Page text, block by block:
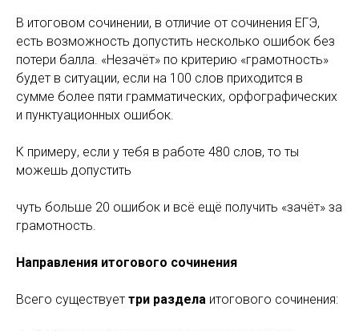
В итоговом сочинении, в отличие от сочинения ЕГЭ,
есть возможность допустить несколько ошибок без
потери балла. «Незачёт» по критерию «грамотность»
будет в ситуации, если на 100 слов приходится в
сумме более пяти грамматических, орфографических
и пунктуационных ошибок.
К примеру, если у тебя в работе 480 слов, то ты
можешь допустить
чуть больше 20 ошибок и всё ещё получить «зачёт» за
грамотность.
Направления итогового сочинения
Всего существует три раздела итогового сочинения: